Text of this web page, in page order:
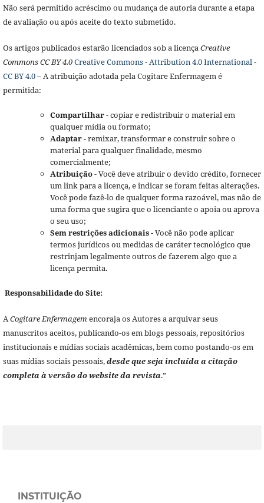
Não será permitido acréscimo ou mudança de autoria durante a etapa
de avaliação ou após aceite do texto submetido.
Os artigos publicados estarão licenciados sob a licençaCreative
Commons CC BY 4.0Creative Commons - Attribution 4.0 International -
CC BY 4.0– A atribuição adotada pela Cogitare Enfermagem é
permitida:
Compartilhar- copiar e redistribuir o material em
qualquer mídia ou formato;
Adaptar- remixar, transformar e construir sobre o
material para qualquer finalidade, mesmo
comercialmente;
Atribuição- Você deve atribuir o devido crédito, fornecer
um link para a licença, e indicar se foram feitas alterações.
Você pode fazê-lo de qualquer forma razoável, mas não de
uma forma que sugira que o licenciante o apoia ou aprova
o seu uso;
Sem restrições adicionais- Você não pode aplicar
termos jurídicos ou medidas de caráter tecnológico que
restrinjam legalmente outros de fazerem algo que a
licença permita.
Responsabilidade do Site:
ACogitare Enfermagemencoraja os Autores a arquivar seus
manuscritos aceitos, publicando-os em blogs pessoais, repositórios
institucionais e mídias sociais acadêmicas, bem como postando-os em
suas mídias sociais pessoais,desde que seja incluída a citação
completa à versão do website da revista.”
INSTITUIÇÃO